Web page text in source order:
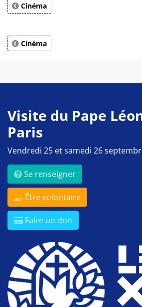
Cinéma
Cinéma
Visite du Pape
Paris
Vendredi 25 et samedi 26
Se renseigner
Être volontaire
Faire un don